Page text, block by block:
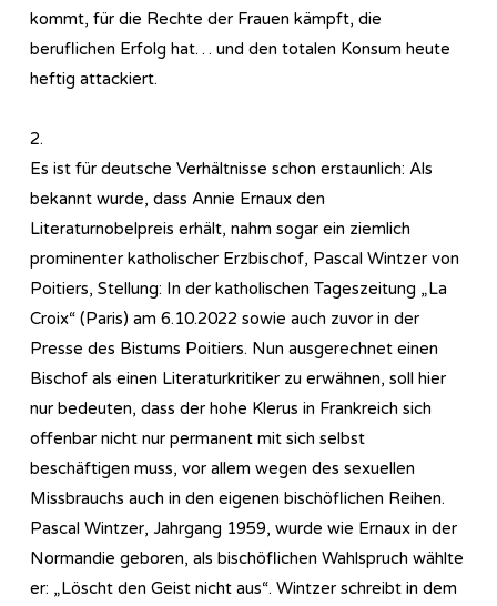
kommt, für die Rechte der Frauen kämpft, die
beruflichen Erfolg hat… und den totalen Konsum heute
heftig attackiert.
2.
Es ist für deutsche Verhältnisse schon erstaunlich: Als
bekannt wurde, dass Annie Ernaux den
Literaturnobelpreis erhält, nahm sogar ein ziemlich
prominenter katholischer Erzbischof, Pascal Wintzer von
Poitiers, Stellung: In der katholischen Tageszeitung „La
Croix“ (Paris) am 6.10.2022 sowie auch zuvor in der
Presse des Bistums Poitiers. Nun ausgerechnet einen
Bischof als einen Literaturkritiker zu erwähnen, soll hier
nur bedeuten, dass der hohe Klerus in Frankreich sich
offenbar nicht nur permanent mit sich selbst
beschäftigen muss, vor allem wegen des sexuellen
Missbrauchs auch in den eigenen bischöflichen Reihen.
Pascal Wintzer, Jahrgang 1959, wurde wie Ernaux in der
Normandie geboren, als bischöflichen Wahlspruch wählte
er: „Löscht den Geist nicht aus“. Wintzer schreibt in dem